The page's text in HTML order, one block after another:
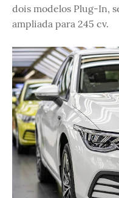
dois modelos Plug-In,
ampliada para 245 cv.